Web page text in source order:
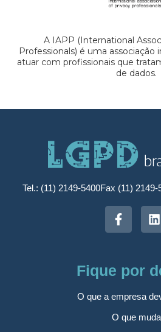
A IAPP (International
Professionals) é uma associação
atuar com profissionais que
de dados.
Tel.: (11) 2149-5400Fax (11) 2149-
Fique por
O que a empresa
O que muda